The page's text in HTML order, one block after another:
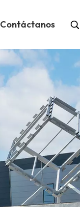
Contáctanos